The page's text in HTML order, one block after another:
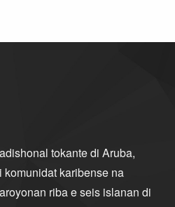
tokante di Aruba,
komunidat karibense na
riba e seis islanan di